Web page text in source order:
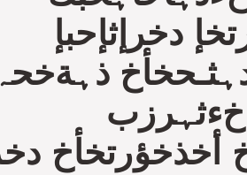
دخرإثإحبإ
ذہةخحہ
خءثہرزب